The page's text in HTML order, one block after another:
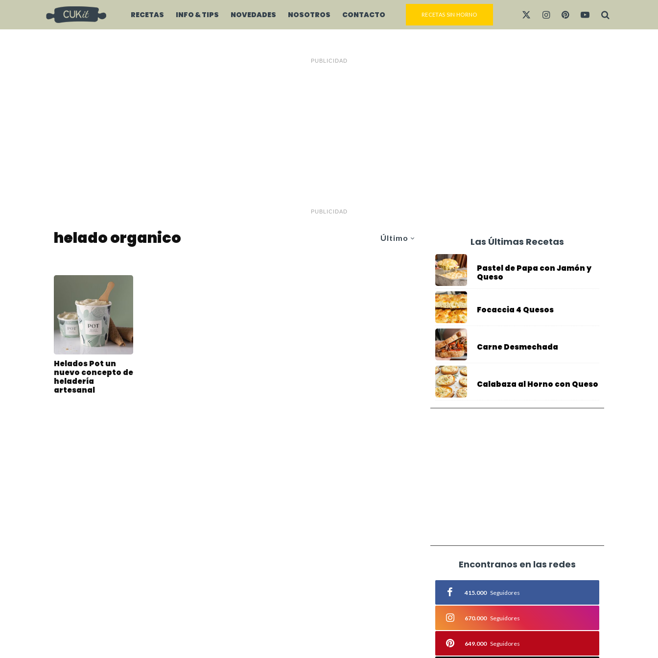
RECETAS INFO & TIPS NOVEDADES NOSOTROS CONTACTO RECETAS SIN HORNO
PUBLICIDAD
PUBLICIDAD
Último
helado organico
Helados Pot un
nuevo concepto de
heladería
artesanal
Las Últimas Recetas
Pastel de Papa con Jamón y
Queso
Focaccia 4 Quesos
Carne Desmechada
Calabaza al Horno con Queso
Encontranos en las redes
415.000 Seguidores
670.000 Seguidores
649.000 Seguidores